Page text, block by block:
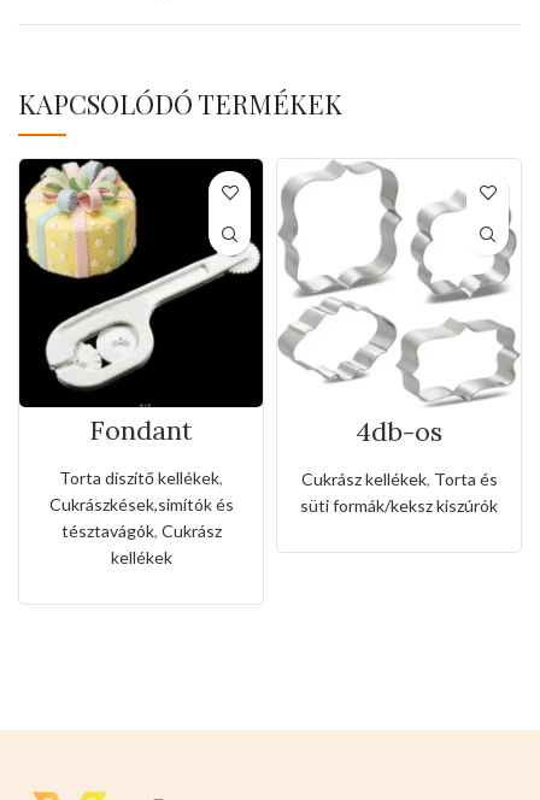
KAPCSOLÓDÓ TERMÉKEK
Fondant
eszköz(3féle
fogaskerékkel)
Torta díszítő kellékek,
Cukrászkések,simítók és
tésztavágók, Cukrász
kellékek
4db-os
kiszúró készlet
Cukrász kellékek, Torta és
süti formák/keksz kiszúrók